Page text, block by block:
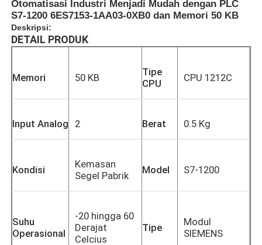
Otomatisasi Industri Menjadi Mudah dengan PLC
S7-1200 6ES7153-1AA03-0XB0 dan Memori 50 KB
Deskripsi:
DETAIL PRODUK
Memori 50 KB
Tipe
CPU
CPU 1212C
Input Analog 2 Berat 0.5 Kg
Kondisi
Kemasan
Segel Pabrik
Model S7-1200
Suhu
Operasional
-20 hingga 60
Derajat
Celcius
Tipe
Modul
SIEMENS